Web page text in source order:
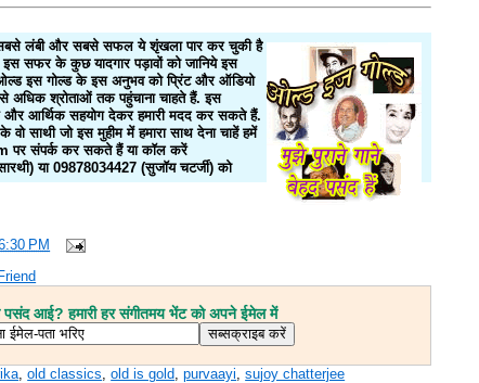
लंबी और सबसे सफल ये शृंखला पार कर चुकी है
इस सफर के कुछ यादगार पड़ावों को जानिये इस
इस गोल्ड के इस अनुभव को प्रिंट और ऑडियो
अधिक श्रोताओं तक पहुंचाना चाहते हैं. इस
और आर्थिक सहयोग देकर हमारी मदद कर सकते हैं.
वो साथी जो इस मुहीम में हमारा साथ देना चाहें हमें
संपर्क कर सकते हैं या कॉल करें
या 09878034427 (सुजॉय चटर्जी) को
PM
आई? हमारी हर संगीतमय भेंट को अपने ईमेल में
,old classics ,old is gold ,purvaayi ,sujoy chatterjee